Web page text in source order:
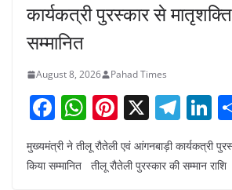
कार्यकत्री पुरस्कार से
सम्मानित
August 8, 2026 Pahad Times
F
a
c
W
h
at
Pi
nt
er
X T
el
e
Li
n
k
मुख्यमंत्री ने तीलू रौतेली एवं आंगनबाड़ी कार्यकत्री
किया सम्मानित तीलू रौतेली पुरस्कार की सम्मान राशि